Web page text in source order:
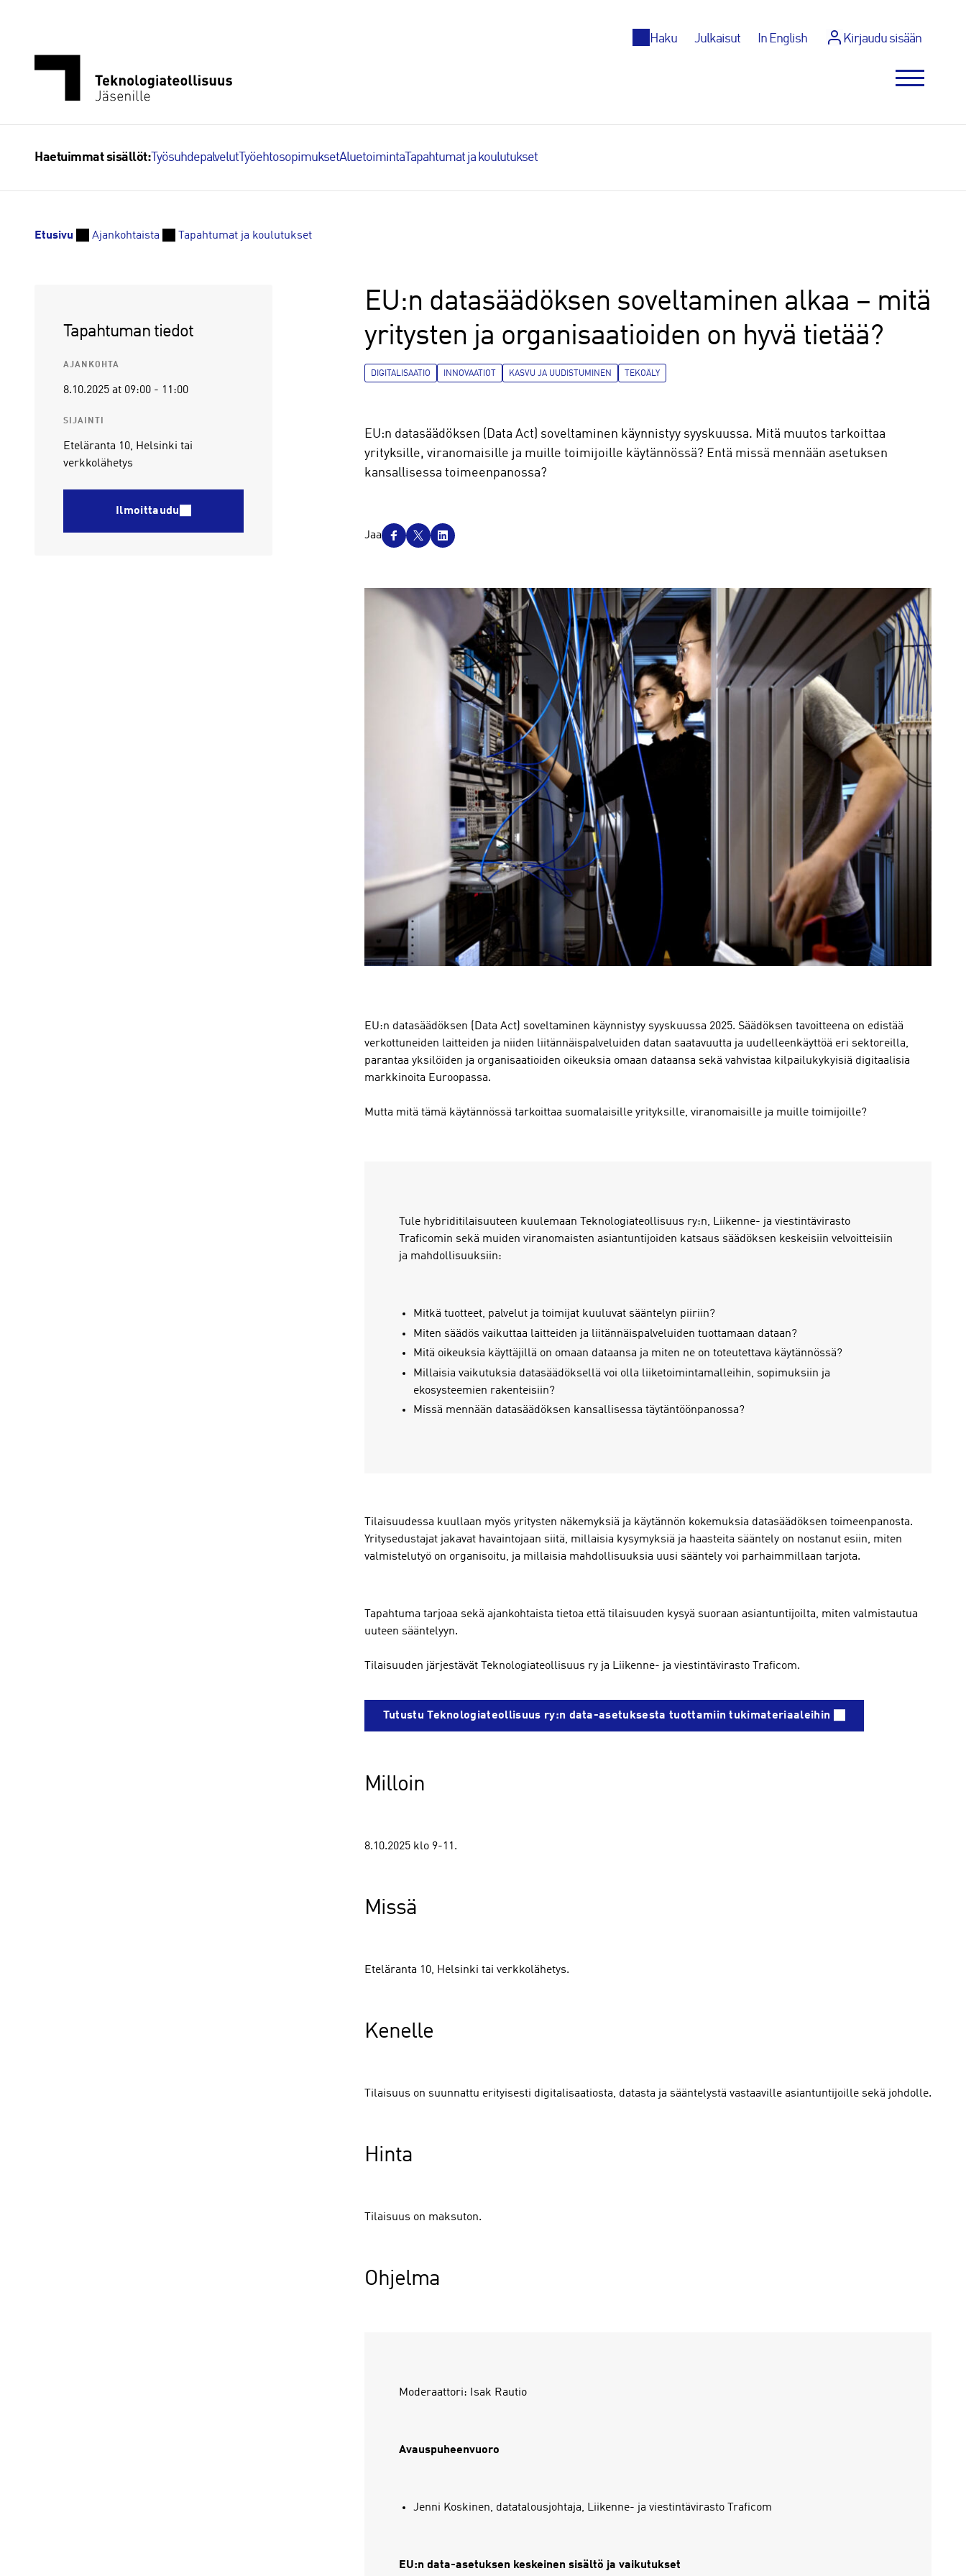
TopHaku Julkaisut In English Kirjaudu sisään
Haetuimmat sisällöt: Työsuhdepalvelut TyöehtosopimuksetAluetoiminta Tapahtumat ja koulutukset
Etusivu Ajankohtaista Tapahtumat ja koulutukset
Tapahtuman tiedot
AJANKOHTA
8.10.2025 at 09:00 - 11:00
SIJAINTI
Eteläranta 10, Helsinki tai
verkkolähetys
Ilmoittaudu
EU:n datasäädöksen soveltaminen alkaa – mitä
yritysten ja organisaatioiden on hyvä tietää?
DIGITALISAATIO INNOVAATIOT KASVU JA UUDISTUMINEN TEKOÄLY
EU:n datasäädöksen (Data Act) soveltaminen käynnistyy syyskuussa. Mitä muutos tarkoittaa
yrityksille, viranomaisille ja muille toimijoille käytännössä? Entä missä mennään asetuksen
kansallisessa toimeenpanossa?
J
Jaa
EU:n datasäädöksen (Data Act) soveltaminen käynnistyy syyskuussa 2025. Säädöksen tavoitteena on edistää
verkottuneiden laitteiden ja niiden liitännäispalveluiden datan saatavuutta ja uudelleenkäyttöä eri sektoreilla,
parantaa yksilöiden ja organisaatioiden oikeuksia omaan dataansa sekä vahvistaa kilpailukykyisiä digitaalisia
markkinoita Euroopassa.
Mutta mitä tämä käytännössä tarkoittaa suomalaisille yrityksille, viranomaisille ja muille toimijoille?
Tule hybriditilaisuuteen kuulemaan Teknologiateollisuus ry:n, Liikenne- ja viestintävirasto
Traficomin sekä muiden viranomaisten asiantuntijoiden katsaus säädöksen keskeisiin velvoitteisiin
ja mahdollisuuksiin:
Mitkä tuotteet, palvelut ja toimijat kuuluvat sääntelyn piiriin?
Miten säädös vaikuttaa laitteiden ja liitännäispalveluiden tuottamaan dataan?
Mitä oikeuksia käyttäjillä on omaan dataansa ja miten ne on toteutettava käytännössä?
Millaisia vaikutuksia datasäädöksellä voi olla liiketoimintamalleihin, sopimuksiin ja
ekosysteemien rakenteisiin?
Missä mennään datasäädöksen kansallisessa täytäntöönpanossa?
Tilaisuudessa kuullaan myös yritysten näkemyksiä ja käytännön kokemuksia datasäädöksen toimeenpanosta.
Yritysedustajat jakavat havaintojaan siitä, millaisia kysymyksiä ja haasteita sääntely on nostanut esiin, miten
valmistelutyö on organisoitu, ja millaisia mahdollisuuksia uusi sääntely voi parhaimmillaan tarjota.
Tapahtuma tarjoaa sekä ajankohtaista tietoa että tilaisuuden kysyä suoraan asiantuntijoilta, miten valmistautua
uuteen sääntelyyn.
Tilaisuuden järjestävät Teknologiateollisuus ry ja Liikenne- ja viestintävirasto Traficom.
Tutustu Teknologiateollisuus ry:n data-asetuksesta tuottamiin tukimateriaaleihin
Milloin
8.10.2025 klo 9-11.
Missä
Eteläranta 10, Helsinki tai verkkolähetys.
Kenelle
Tilaisuus on suunnattu erityisesti digitalisaatiosta, datasta ja sääntelystä vastaaville asiantuntijoille sekä johdolle.
Hinta
Tilaisuus on maksuton.
Ohjelma
Moderaattori: Isak Rautio
Avauspuheenvuoro
Jenni Koskinen, datatalousjohtaja, Liikenne- ja viestintävirasto Traficom
EU:n data-asetuksen keskeinen sisältö ja vaikutukset